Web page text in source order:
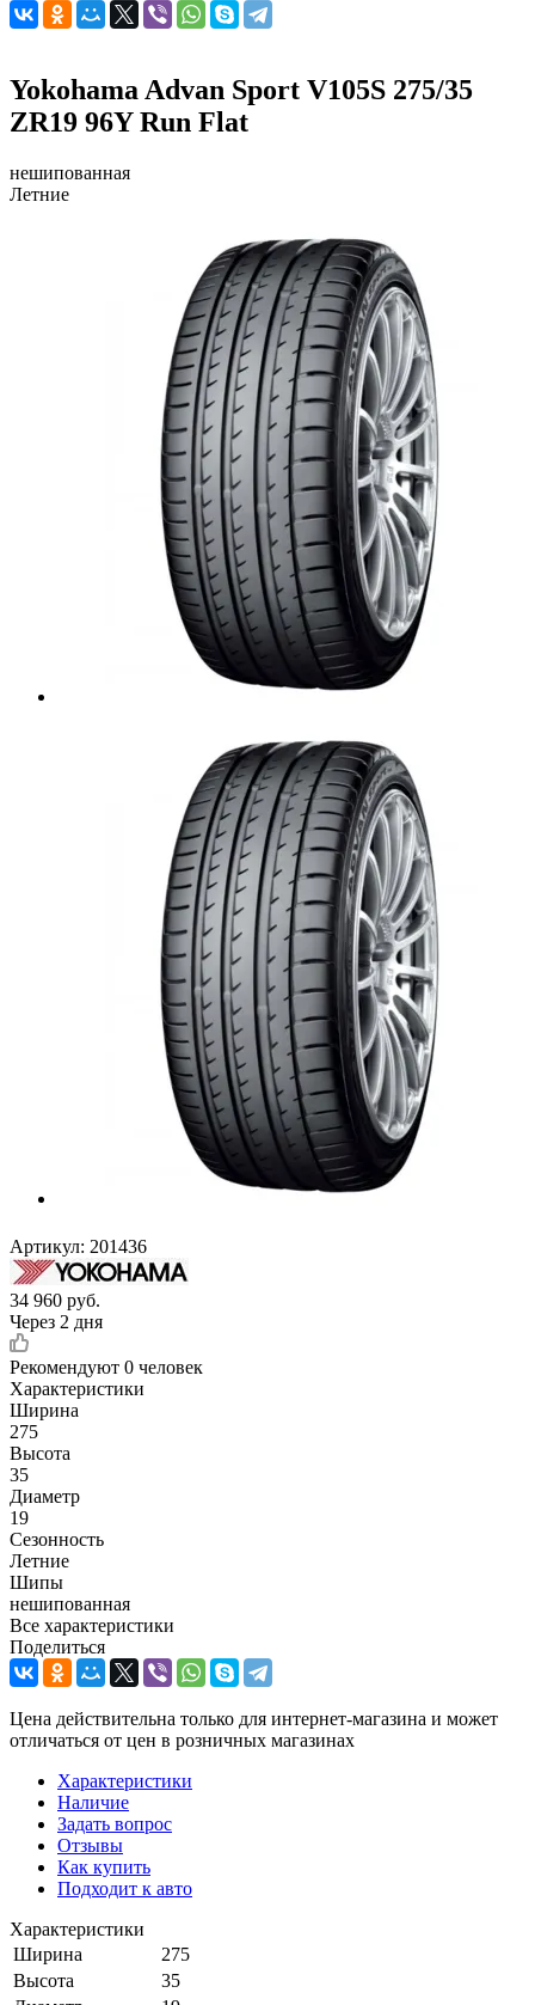
Yokohama Advan Sport V105S 275/35
ZR19 96Y Run Flat
нешипованная
Летние
Артикул: 201436
34 960 руб.
Через 2 дня
Рекомендуют 0 человек
Характеристики
Ширина
275
Высота
35
Диаметр
19
Сезонность
Летние
Шипы
нешипованная
Все характеристики
Поделиться
Цена действительна только для интернет-магазина и может
отличаться от цен в розничных магазинах
Характеристики
Наличие
Задать вопрос
Отзывы
Как купить
Подходит к авто
Характеристики
Ширина
275
Высота
35